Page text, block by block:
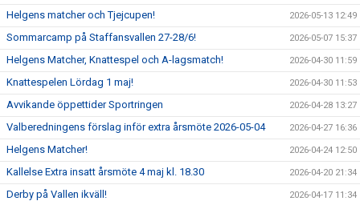
Helgens matcher och Tjejcupen! 2026-05-13 12:49
Sommarcamp på Staffansvallen 27-28/6! 2026-05-07 15:37
Helgens Matcher, Knattespel och A-lagsmatch! 2026-04-30 11:59
Knattespelen Lördag 1 maj! 2026-04-30 11:53
Avvikande öppettider Sportringen 2026-04-28 13:27
Valberedningens förslag inför extra årsmöte 2026-05-04 2026-04-27 16:36
Helgens Matcher! 2026-04-24 12:50
Kallelse Extra insatt årsmöte 4 maj kl. 18.30 2026-04-20 21:34
Derby på Vallen ikväll! 2026-04-17 11:34